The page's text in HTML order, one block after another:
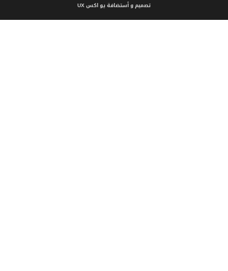
تصميم و أستضافة يو اكس UX